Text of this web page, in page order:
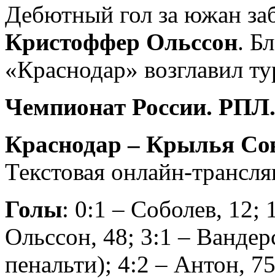
Дебютный гол за южан
Кристоффер Ольссон.
«Краснодар» возглавил
Чемпионат России.
Краснодар – Крылья
Текстовая онлайн-
Голы: 0:1 – Соболев, 12;
Ольссон, 48; 3:1 –
пенальти); 4:2 – Антон,